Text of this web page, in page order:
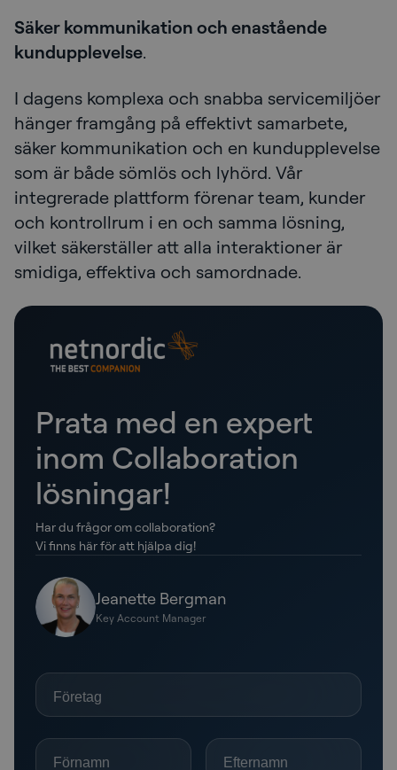
Säker kommunikation och enastående
kundupplevelse.
I dagens komplexa och snabba servicemiljöer
hänger framgång på effektivt samarbete,
säker kommunikation och en kundupplevelse
som är både sömlös och lyhörd. Vår
integrerade plattform förenar team, kunder
och kontrollrum i en och samma lösning,
vilket säkerställer att alla interaktioner är
smidiga, effektiva och samordnade.
Prata med en expert
inom Collaboration
lösningar!
Har du frågor om collaboration?
Vi finns här för att hjälpa dig!
Jeanette Bergman
Key Account Manager